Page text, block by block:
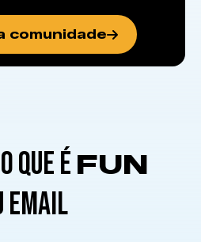
comunidade
QUE É FUN
EMAIL